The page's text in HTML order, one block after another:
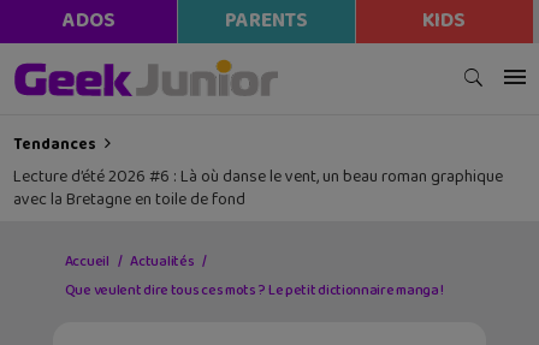
ADOS PARENTS KIDS
Tendances
Lecture d’été 2026 #6 : Là où danse le vent, un beau roman graphique
avec la Bretagne en toile de fond
Accueil
Actualités
Que veulent dire tous ces mots ? Le petit dictionnaire manga !
modal-check